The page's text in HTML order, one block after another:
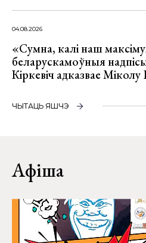
04.08.2026
«Сумна, калі наш
беларускамоўныя
Кіркевіч адказвае Міколу
ЧЫТАЦЬ ЯШЧЭ
Афіша